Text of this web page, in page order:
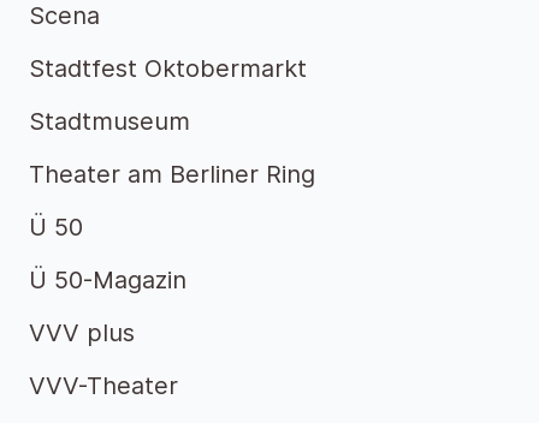
Scena
Stadtfest Oktobermarkt
Stadtmuseum
Theater am Berliner Ring
Ü 50
Ü 50-Magazin
VVV plus
VVV-Theater